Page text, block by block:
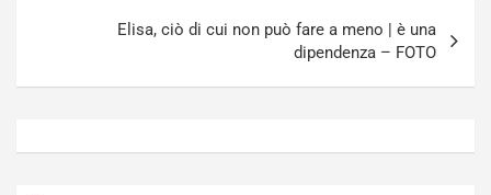
Elisa, ciò di cui non può fare a meno | è una
dipendenza – FOTO